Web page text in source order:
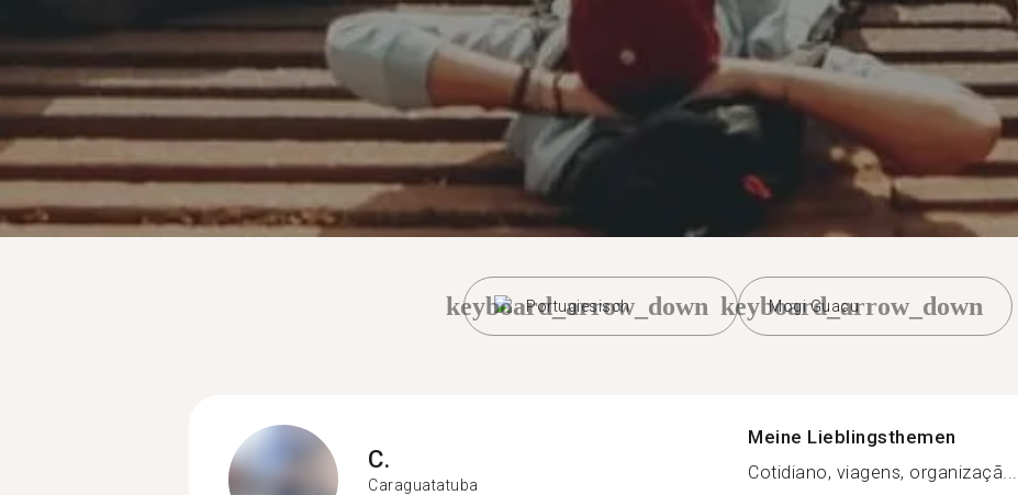
Portugiesisch
keyboard_arrow_down Mogi Guacu
keyboard_arrow_down
C.
Caraguatatuba
Meine Lieblingsthemen
Cotidiano, viagens, organizaçã...